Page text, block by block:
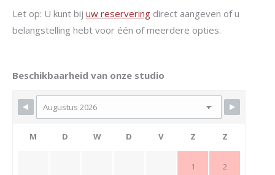
Let op: U kunt bij uw reservering direct aangeven of u
belangstelling hebt voor één of meerdere opties.
Beschikbaarheid van onze studio
M D W D V Z Z
1 2